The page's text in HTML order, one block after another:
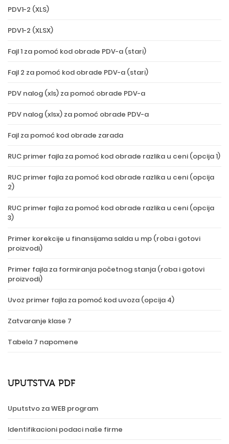
PDV1-2 (XLS)
PDV1-2 (XLSX)
Fajl 1 za pomoć kod obrade PDV-a (stari)
Fajl 2 za pomoć kod obrade PDV-a (stari)
PDV nalog (xls) za pomoć obrade PDV-a
PDV nalog (xlsx) za pomoć obrade PDV-a
Fajl za pomoć kod obrade zarada
RUC primer fajla za pomoć kod obrade razlika u ceni (opcija 1)
RUC primer fajla za pomoć kod obrade razlika u ceni (opcija
2)
RUC primer fajla za pomoć kod obrade razlika u ceni (opcija
3)
Primer korekcije u finansijama salda u mp (roba i gotovi
proizvodi)
Primer fajla za formiranja početnog stanja (roba i gotovi
proizvodi)
Uvoz primer fajla za pomoć kod uvoza (opcija 4)
Zatvaranje klase 7
Tabela 7 napomene
UPUTSTVA PDF
Uputstvo za WEB program
Identifikacioni podaci naše firme